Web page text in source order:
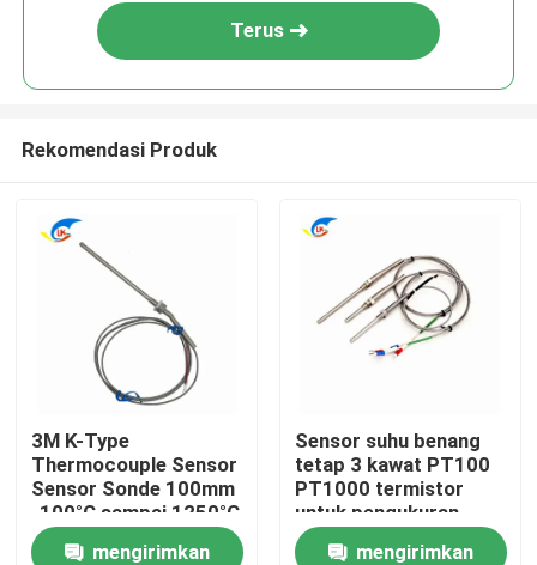
Rumah
Terus
Rekomendasi Produk
3M K-Type
Thermocouple Sensor
Sensor Sonde 100mm
-100°C sampai 1250°C
mengirimkan
Sensor suhu benang
tetap 3 kawat PT100
PT1000 termistor
untuk pengukuran
yang akurat
mengirimkan